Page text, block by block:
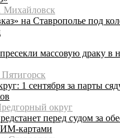
Михайловск
на Ставрополье под
массовую драку в
1 сентября за парты
округ
перед судом за
картами